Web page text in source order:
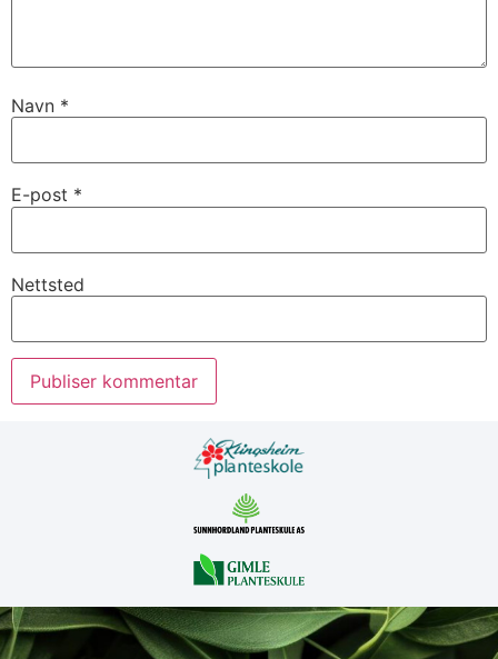
Navn *
E-post *
Nettsted